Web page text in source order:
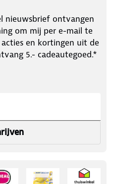
nieuwsbrief ontvangen
om mij per e-mail te
en kortingen uit de
5.- cadeautegoed.*